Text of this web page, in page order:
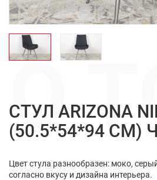
СТУЛ ARIZONA
(50.5*54*94 CM)
О
Цвет стула разнообразен: моко,
согласно вкусу и дизайна интерьера.